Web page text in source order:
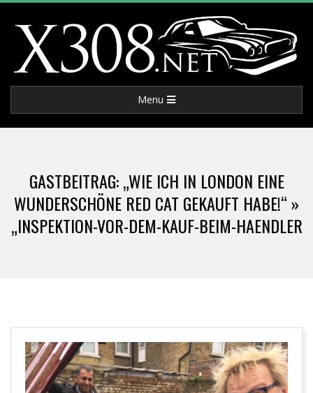
content
X
3
8
.
E
T
Navigation
Menu
GASTBEITRAG: „WIE ICH IN LONDON EINE
WUNDERSCHÖNE RED CAT GEKAUFT HABE!“ »
„INSPEKTION-VOR-DEM-KAUF-BEIM-HAENDLER